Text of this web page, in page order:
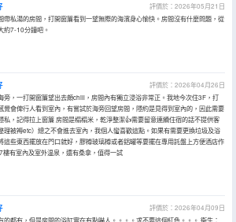
評價於：2026年05月21日
帶私湯的房間，打開窗簾看到一望無際的海濱身心愉快。房間沒有什麼問題，從
約7-10分鐘吧。
評價於：2026年04月26日
旁，一打開窗簾望出去頗chill，房間內有獨立浸浴非常正。我地今次住3F，打
覺會俾行人看到室內，有嘗試於海旁回望房間，隱約是見得到室內的，因此需要
私，記得拉上窗簾 房間是榻榻米，乾淨整潔👍需要留意連續住宿的話不提供客
理被褥etc）總之不會進去室內，我個人蠻喜歡這點。如果有需要更換垃圾及浴
這些東西擺放在門口就好，膠樽玻璃樽或者鋁罐等要擺在專用託盤上方便酒店作
樓有室內及室外温泉，還有桑拿，值得一試
評價於：2026年04月09日
的都有，但是房間的浴缸實在有點嚇人。。。。求不要這個紅色。。。 衞生：